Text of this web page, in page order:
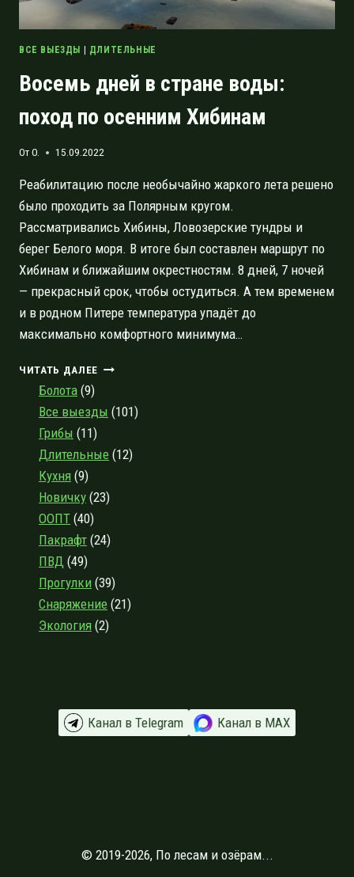
ВСЕ ВЫЕЗДЫ | ДЛИТЕЛЬНЫЕ
Восемь дней в стране воды:
поход по осенним Хибинам
ОтO. 15.09.2022
Реабилитацию после необычайно жаркого лета решено
было проходить за Полярным кругом.
Рассматривались Хибины, Ловозерские тундры и
берег Белого моря. В итоге был составлен маршрут по
Хибинам и ближайшим окрестностям. 8 дней, 7 ночей
— прекрасный срок, чтобы остудиться. А тем временем
и в родном Питере температура упадёт до
максимально комфортного минимума…
ЧИТАТЬ ДАЛЕЕ ВОСЕМЬ
СТРАНЕ
ПОХОД
ХИБИНАМ
Болота (9)
Все выезды (101)
Грибы (11)
Длительные (12)
Кухня (9)
Новичку (23)
ООПТ (40)
Пакрафт (24)
ПВД (49)
Прогулки (39)
Снаряжение (21)
Экология (2)
Канал в Telegram Канал в МАХ
© 2019-2026, По лесам и озёрам...